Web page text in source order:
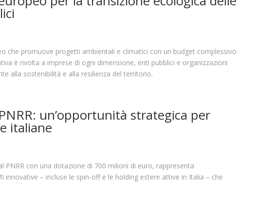
che promuove progetti ambientali e climatici con un budget complessivo
è rivolta a imprese di ogni dimensione, enti pubblici e organizzazioni
alla sostenibilità e alla resilienza del territorio.
un’opportunità strategica per
italiane
con una dotazione di 700 milioni di euro, rappresenta
innovative – incluse le spin-off e le holding estere attive in Italia – che